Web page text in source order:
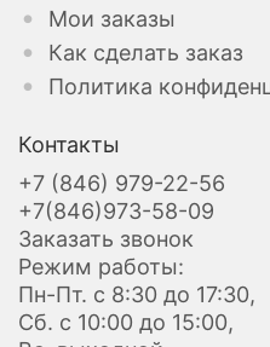
Мои заказы
Как сделать заказ
Политика
Контакты
+7 (846) 979-22-56
+7(846)973-58-09
Заказать звонок
Режим работы:
Пн-Пт. с 8:30 до 17:30,
Сб. с 10:00 до 15:00,